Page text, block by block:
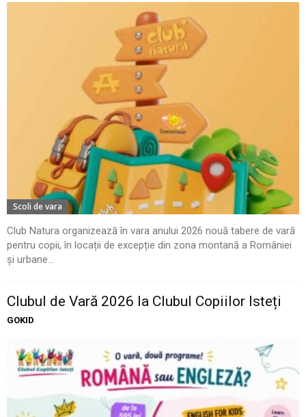
Scoli de vara
Club Natura organizează în vara anului 2026 nouă tabere de vară
pentru copii, în locații de excepție din zona montană a României
și urbane...
Clubul de Vară 2026 la Clubul Copiilor Isteți
GOKID